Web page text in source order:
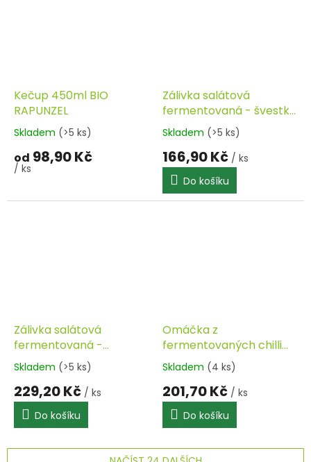
Kečup 450ml BIO
RAPUNZEL
Skladem (>5 ks)
od 98,90 Kč
/ ks
Zálivka salátová
fermentovaná - švestka
s tonka fazolí 340ml
FERMATO
Skladem (>5 ks)
166,90 Kč / ks
Do košíku
Zálivka salátová
fermentovaná -
kampotský pepř s citr.
kůrou 340ml FERMATO
Skladem (>5 ks)
229,20 Kč / ks
Do košíku
Omáčka z
fermentovaných chilli
papriček 200ml
FERMATO
Skladem (4 ks)
201,70 Kč / ks
Do košíku